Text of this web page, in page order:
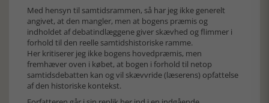
Med hensyn til samtidsrammen, så har jeg ikke generelt
angivet, at den mangler, men at bogens præmis og
indholdet af debatindlæggene giver skævhed og flimmer i
forhold til den reelle samtidshistoriske ramme.
Her kritiserer jeg ikke bogens hovedpræmis, men
fremhæver oven i købet, at bogen i forhold til netop
samtidsdebatten kan og vil skævvride (læserens) opfattelse
af den historiske kontekst.